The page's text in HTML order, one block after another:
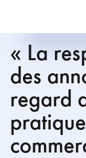
« La
des
regard